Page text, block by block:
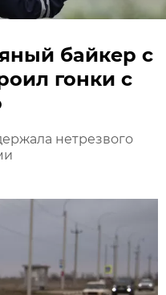
байкер с
гонки с
нетрезвого